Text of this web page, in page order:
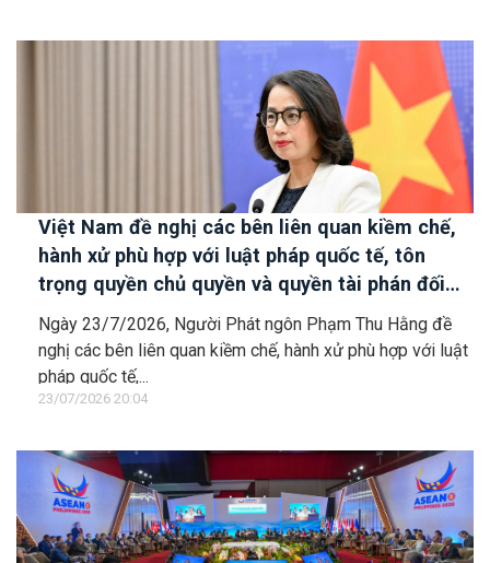
Việt Nam đề nghị các bên liên quan kiềm chế,
hành xử phù hợp với luật pháp quốc tế, tôn
trọng quyền chủ quyền và quyền tài phán đối
với vùng đặc quyền kinh tế và thềm lục địa của
quốc gia ven biển
Ngày 23/7/2026, Người Phát ngôn Phạm Thu Hằng đề
nghị các bên liên quan kiềm chế, hành xử phù hợp với luật
pháp quốc tế,...
23/07/2026 20:04